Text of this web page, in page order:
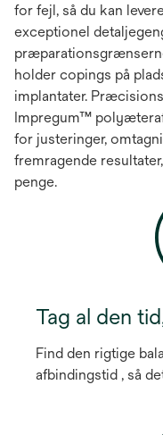
for fejl, så du kan
exceptionel
holder copings på
implantater.
Impregum™
for justeringer,
fremragende
penge.
Tag al den
Find den rigtige
afbindingstid , så